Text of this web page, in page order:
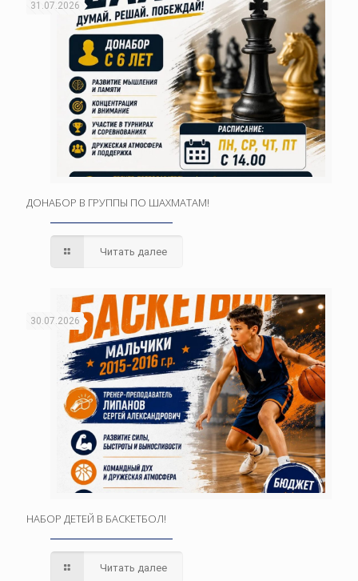
31.07.2026
ДОНАБОР В ГРУППЫ ПО ШАХМАТАМ!
Читать далее
30.07.2026
НАБОР ДЕТЕЙ В БАСКЕТБОЛ!
Читать далее